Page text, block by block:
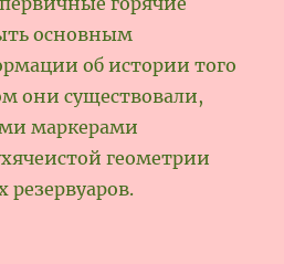
основным
об истории того
они существовали,
маркерами
геометрии